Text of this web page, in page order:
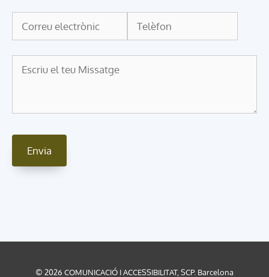
© 2026 COMUNICACIÓ I ACCESSIBILITAT, SCP. Barcelona